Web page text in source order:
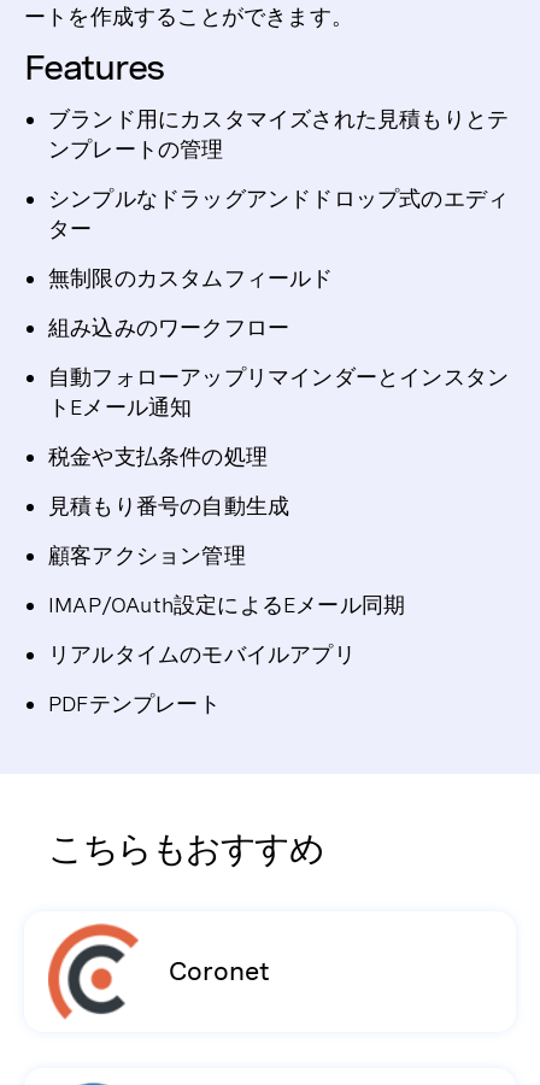
ートを作成することができます。
Features
ブランド用にカスタマイズされた見積もりとテ
ンプレートの管理
シンプルなドラッグアンドドロップ式のエディ
ター
無制限のカスタムフィールド
組み込みのワークフロー
自動フォローアップリマインダーとインスタン
トEメール通知
税金や支払条件の処理
見積もり番号の自動生成
顧客アクション管理
IMAP/OAuth設定によるEメール同期
リアルタイムのモバイルアプリ
PDFテンプレート
こちらもおすすめ
Coronet